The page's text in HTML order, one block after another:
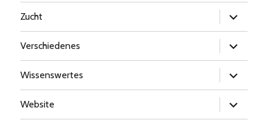
Zucht
öffnen
Verschiedenes
öffnen
Wissenswertes
öffnen
Website
öffnen